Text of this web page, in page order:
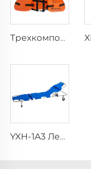
Трехкомпонентный рабочий спасательный жилет для взрослых
YXH-1A3 Легкий складной носилки для экстренных ситуаций